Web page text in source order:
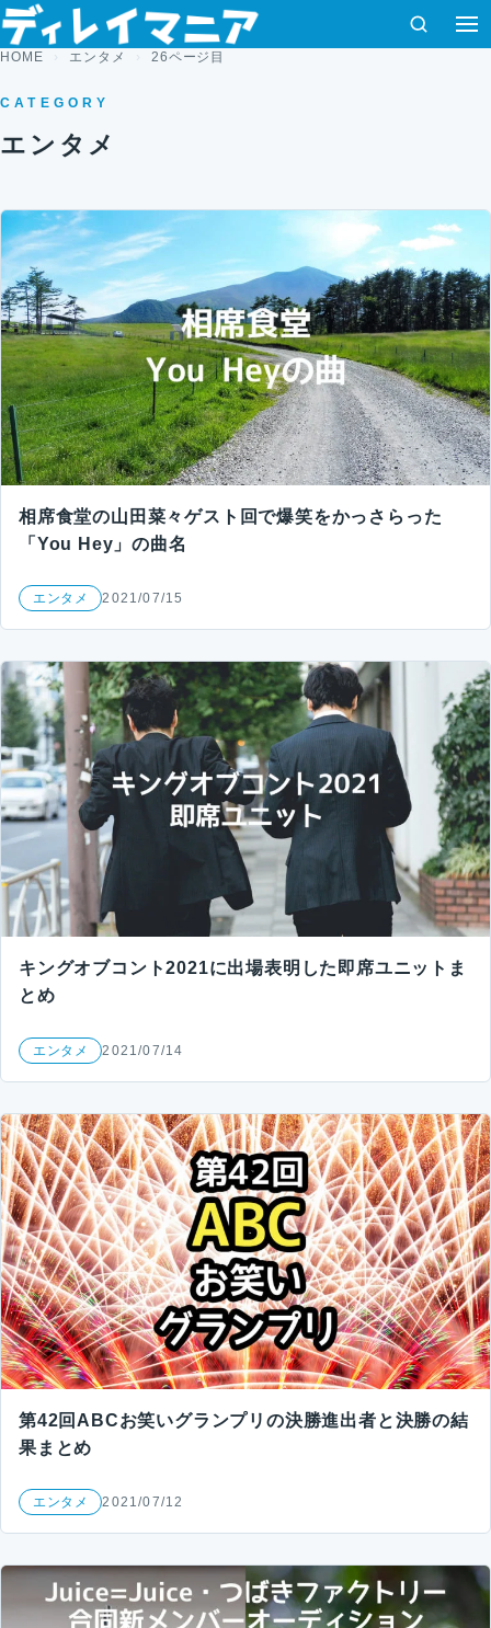
コンテンツへスキップ
検索
HOME エンタメ 26ページ目
CATEGORY
エンタメ
相席食堂の山田菜々ゲスト回で爆笑をかっさらった
「You Hey」の曲名
エンタメ 2021/07/15
キングオブコント2021に出場表明した即席ユニットま
とめ
エンタメ 2021/07/14
第42回ABCお笑いグランプリの決勝進出者と決勝の結
果まとめ
エンタメ 2021/07/12